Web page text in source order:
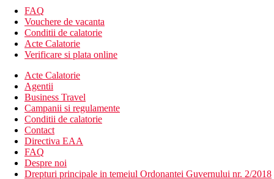
FAQ
Vouchere de vacanta
Conditii de calatorie
Acte Calatorie
Verificare si plata online
Acte Calatorie
Agentii
Business Travel
Campanii si regulamente
Conditii de calatorie
Contact
Directiva EAA
FAQ
Despre noi
Drepturi principale in temeiul Ordonantei Guvernului nr. 2/2018